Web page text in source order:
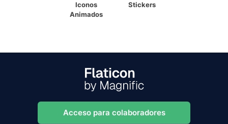
Iconos
Animados
Stickers
Acceso para colaboradores